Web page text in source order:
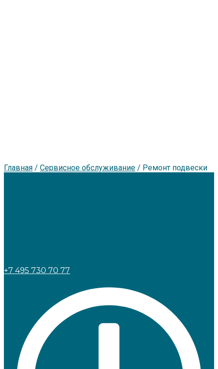
Главная / Сервисное обслуживание / Ремонт подвески
+7 495 730 70 77